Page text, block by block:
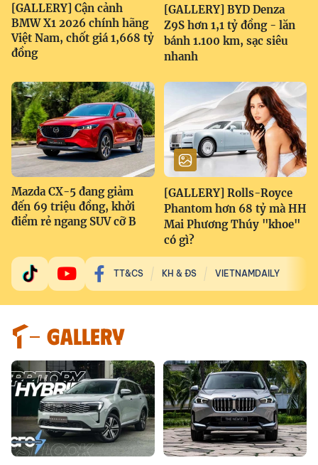
[GALLERY] Cận cảnh
BMW X1 2026 chính hãng
Việt Nam, chốt giá 1,668 tỷ
đồng
[GALLERY] BYD Denza
Z9S hơn 1,1 tỷ đồng - lăn
bánh 1.100 km, sạc siêu
nhanh
Mazda CX-5 đang giảm
đến 69 triệu đồng, khởi
điểm rẻ ngang SUV cỡ B
[GALLERY] Rolls-Royce
Phantom hơn 68 tỷ mà HH
Mai Phương Thúy "khoe"
có gì?
TT&CS KH & ĐS VIETNAMDAILY
GALLERY